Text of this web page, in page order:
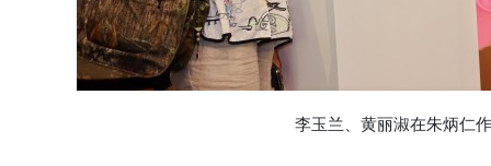
李玉兰、黄丽淑在朱炳仁作